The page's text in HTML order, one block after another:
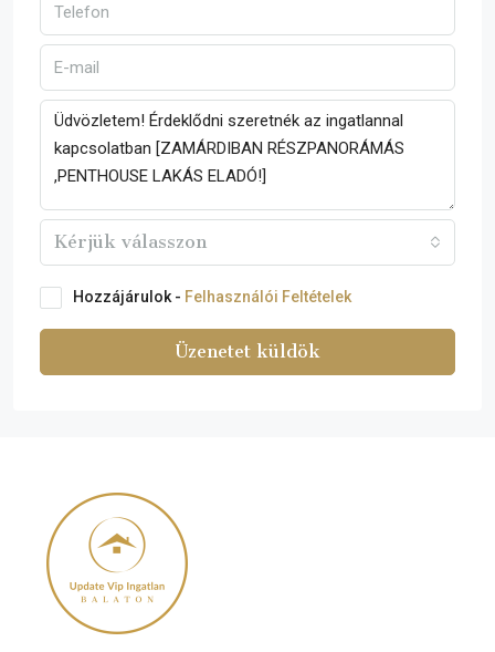
Kérjük válasszon
Hozzájárulok - Felhasználói Feltételek
Üzenetet küldök